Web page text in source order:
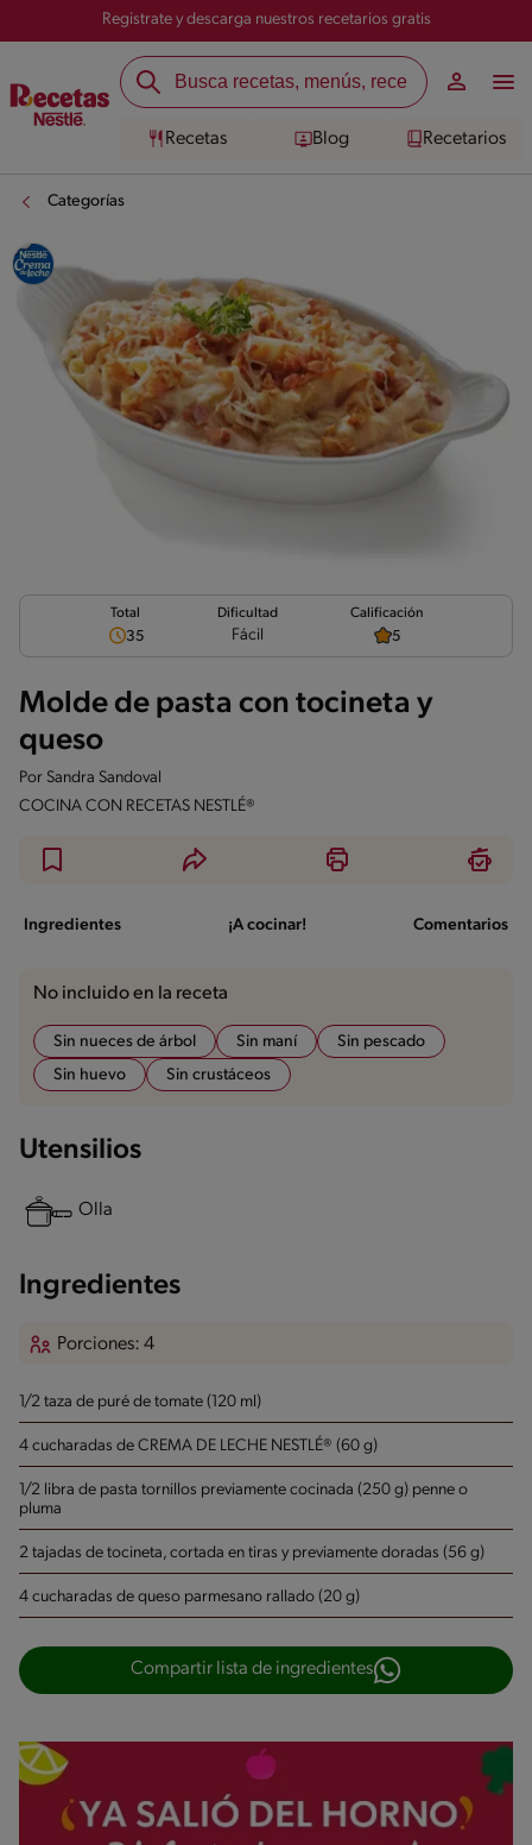
Registrate y descarga nuestros recetarios gratis
Recetas Blog Recetarios
Categorías
Total
35
Dificultad
Fácil
Calificación
5
Molde de pasta con tocineta y
queso
Por Sandra Sandoval
COCINA CON RECETAS NESTLÉ®
Ingredientes ¡A cocinar! Comentarios
No incluido en la receta
Sin nueces de árbol Sin maní
Sin pescado
Sin huevo
Sin crustáceos
Utensilios
Olla
Ingredientes
Porciones: 4
1/2 taza de puré de tomate (120 ml)
4 cucharadas de CREMA DE LECHE NESTLÉ® (60 g)
1/2 libra de pasta tornillos previamente cocinada (250 g) penne o
pluma
2 tajadas de tocineta, cortada en tiras y previamente doradas (56 g)
4 cucharadas de queso parmesano rallado (20 g)
Compartir lista de ingredientes